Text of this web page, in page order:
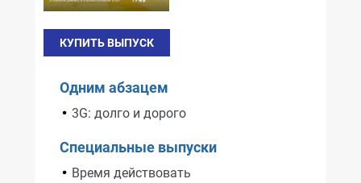
КУПИТЬ ВЫПУСК
Одним абзацем
3G: долго и дорого
Специальные выпуски
Время действовать